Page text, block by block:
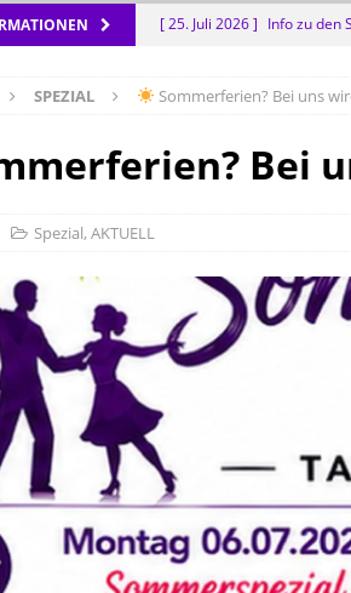
[ 25. Juli 2026 ] Info zu den
[ 3. Juni 2026 ]
GRATIS
[ 5. Mai 2026 ] Dreifacher
SPEZIAL Sommerferien? Bei uns
Bei
Spezial, AKTUELL